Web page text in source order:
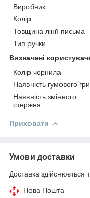
Виробник
Колір
Товщина лінії письма
Тип ручки
Визначені
Колір чорнила
Наявність гумового
Наявність змінного
стержня
Приховати
Умови доставки
Доставка здійснюється
Нова Пошта